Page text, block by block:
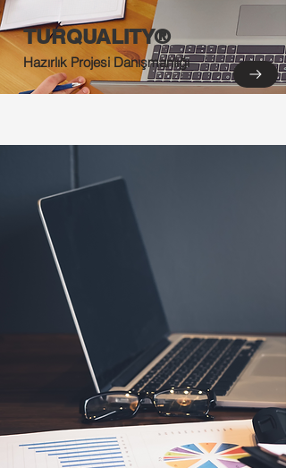
TURQUALITY®
Hazırlık Projesi Danışmanlığı